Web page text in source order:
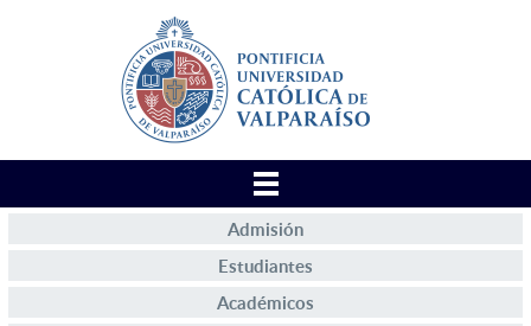
Admisión
Estudiantes
Académicos